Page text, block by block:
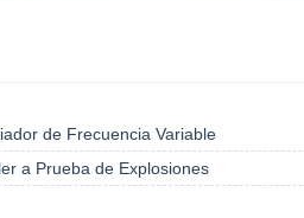
de Frecuencia Variable
a Prueba de Explosiones